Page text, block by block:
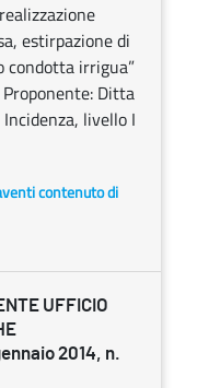
estirpazione di
condotta irrigua”
Ditta
livello I
contenuto di
UFFICIO
2014, n.